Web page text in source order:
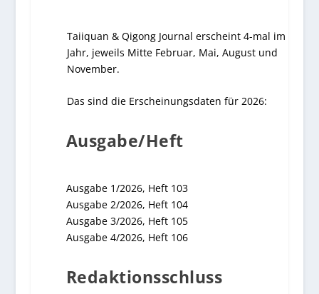
Taiiquan & Qigong Journal erscheint 4-mal im
Jahr, jeweils Mitte Februar, Mai, August und
November.
Das sind die Erscheinungsdaten für 2026:
Ausgabe/Heft
Ausgabe 1/2026, Heft 103
Ausgabe 2/2026, Heft 104
Ausgabe 3/2026, Heft 105
Ausgabe 4/2026, Heft 106
Redaktionsschluss